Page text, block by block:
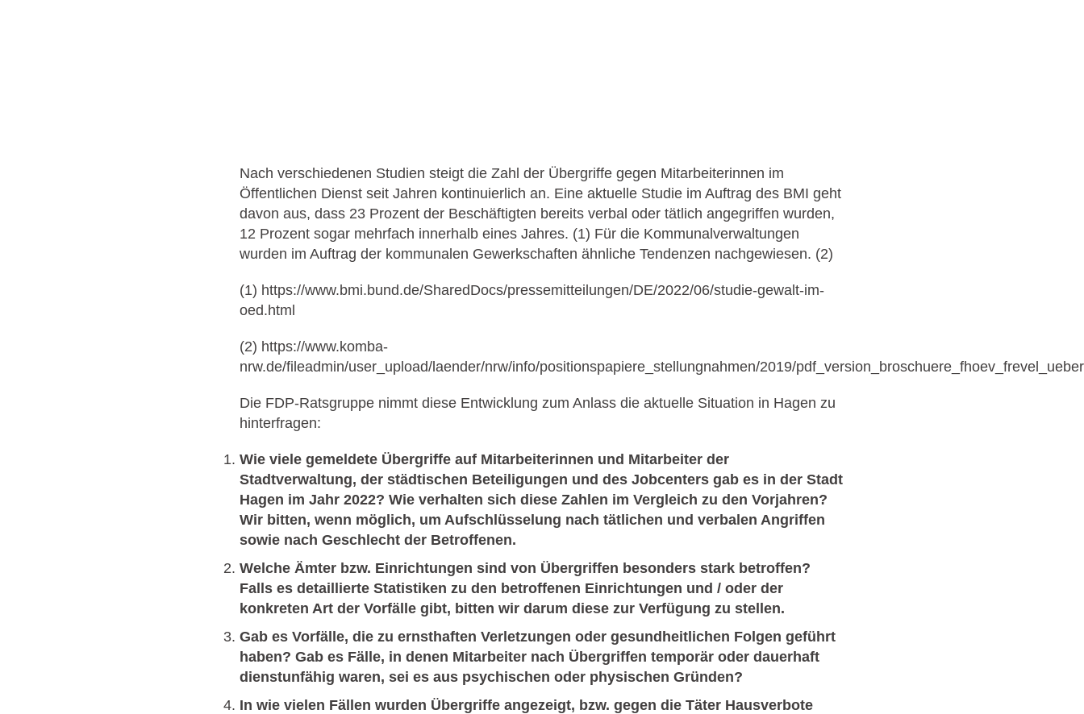
Nach verschiedenen Studien steigt die Zahl der Übergriffe gegen Mitarbeiterinnen im
Öffentlichen Dienst seit Jahren kontinuierlich an. Eine aktuelle Studie im Auftrag des BMI geht
davon aus, dass 23 Prozent der Beschäftigten bereits verbal oder tätlich angegriffen wurden,
12 Prozent sogar mehrfach innerhalb eines Jahres. (1) Für die Kommunalverwaltungen
wurden im Auftrag der kommunalen Gewerkschaften ähnliche Tendenzen nachgewiesen. (2)
(1) https://www.bmi.bund.de/SharedDocs/pressemitteilungen/DE/2022/06/studie-gewalt-im-
oed.htm
(2) https://www.komba-
nrw.de/fileadmin/user_upload/laender/nrw/info/positionspapiere_stellungnahmen/2019/
Die FDP-Ratsgruppe nimmt diese Entwicklung zum Anlass die aktuelle Situation in Hagen zu
hinterfragen:
Wie viele gemeldete Übergriffe auf Mitarbeiterinnen und Mitarbeiter der
Stadtverwaltung, der städtischen Beteiligungen und des Jobcenters gab es in der Stadt
Hagen im Jahr 2022? Wie verhalten sich diese Zahlen im Vergleich zu den Vorjahren?
Wir bitten, wenn möglich, um Aufschlüsselung nach tätlichen und verbalen Angriffen
sowie nach Geschlecht der Betroffenen.
Welche Ämter bzw. Einrichtungen sind von Übergriffen besonders stark betroffen?
Falls es detaillierte Statistiken zu den betroffenen Einrichtungen und / oder der
konkreten Art der Vorfälle gibt, bitten wir darum diese zur Verfügung zu stellen.
Gab es Vorfälle, die zu ernsthaften Verletzungen oder gesundheitlichen Folgen geführt
haben? Gab es Fälle, in denen Mitarbeiter nach Übergriffen temporär oder dauerhaft
dienstunfähig waren, sei es aus psychischen oder physischen Gründen?
In wie vielen Fällen wurden Übergriffe angezeigt, bzw. gegen die Täter Hausverbote